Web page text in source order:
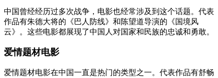
中国曾经经历过多次战争，电影也经常涉及到这个话题。代表
作品有朱德大将的《巴人防线》和陈望道导演的《国境风
云》。这些电影都展现了中国人对国家和民族的忠诚和勇敢。
爱情题材电影
爱情题材电影在中国一直是热门的类型之一。代表作品有舒畅